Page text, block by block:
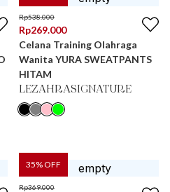
Rp538.000
Rp269.000
Celana Training Olahraga
Wanita YURA SWEATPANTS
HITAM
LEZAHRASIGNATURE
35% OFF
Rp369.000